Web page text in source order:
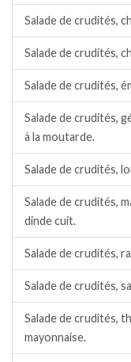
Salade de crudités,
Salade de crudités,
Salade de crudités,
Salade de crudités,
à la moutarde.
Salade de crudités,
Salade de crudités,
dinde cuit.
Salade de crudités,
Salade de crudités,
Salade de crudités,
mayonnaise.